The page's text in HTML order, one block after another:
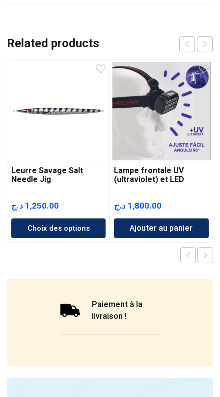
Related products
Leurre Savage Salt
Needle Jig
1,250.00 د.ج
Choix des options
Lampe frontale UV
(ultraviolet) et LED
1,800.00 د.ج
Ajouter au panier
Paiement à la
livraison !